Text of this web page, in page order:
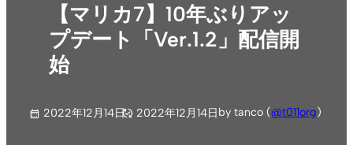
【マリカ7】10年ぶりアッ
プデート「Ver.1.2」配信開
始
2022年12月14日 2022年12月14日by tanco (@t011org)